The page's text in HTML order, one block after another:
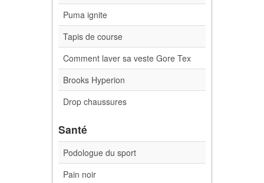
Puma ignite
Tapis de course
Comment laver sa veste Gore Tex
Brooks Hyperion
Drop chaussures
Santé
Podologue du sport
Pain noir